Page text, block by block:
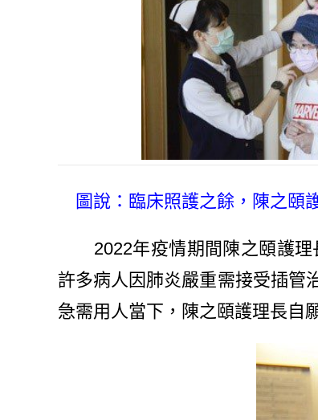
圖說：臨床照護之餘，陳之頤
2022年疫情期間陳之頤護理
許多病人因肺炎嚴重需接受插管
急需用人當下，陳之頤護理長自